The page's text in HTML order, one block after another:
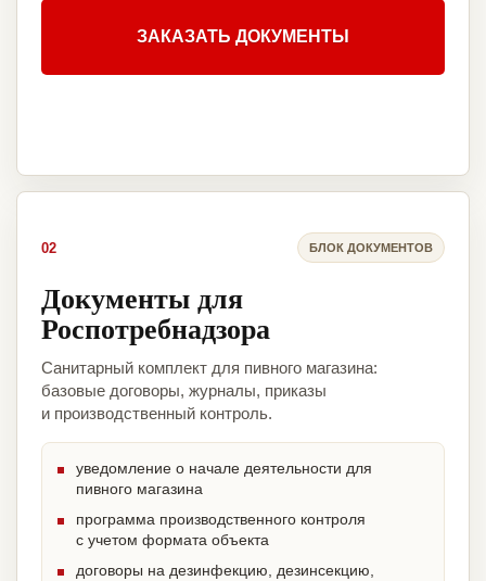
ЗАКАЗАТЬ ДОКУМЕНТЫ
02 БЛОК ДОКУМЕНТОВ
Документы для
Роспотребнадзора
Санитарный комплект для пивного магазина:
базовые договоры, журналы, приказы
и производственный контроль.
уведомление о начале деятельности для
пивного магазина
программа производственного контроля
с учетом формата объекта
договоры на дезинфекцию, дезинсекцию,